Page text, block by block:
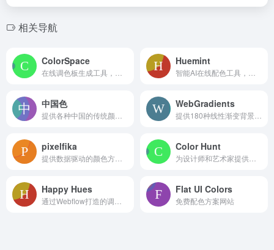
相关导航
ColorSpace Huemint
中国色 WebGradients
pixelfika Color Hunt
Happy Hues Flat UI Colors
免费配色方案网站